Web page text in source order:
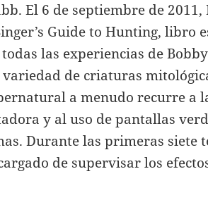
El 6 de septiembre de 2011,
Guide to Hunting, libro
las experiencias de
de criaturas
a menudo recurre a
y al uso de pantallas
Durante las primeras siete
de supervisar los